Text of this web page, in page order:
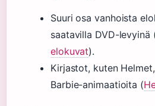
Suuri osa vanhoista
saatavilla DVD-levyinä
elokuvat).
Kirjastot, kuten
Barbie-animaatioita (